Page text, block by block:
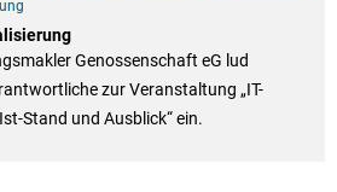
Genossenschaft eG lud
zur Veranstaltung „IT-
Stand und Ausblick“ ein.